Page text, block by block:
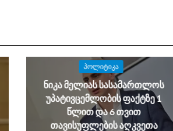
ᲞᲝᲚᲘᲢᲘᲙᲐ
ნიკა მელიას სასამართლოს
უპატივცემლობის ფაქტზე 1
წლით და 6 თვით
თავისუფლების აღკვეთა